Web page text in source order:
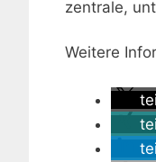
zentrale,
Weitere